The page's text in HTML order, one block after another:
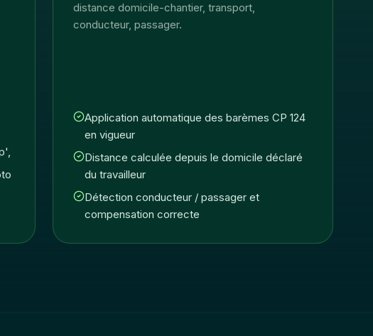
distance domicile-chantier, transport,
conducteur, passager.
Application automatique des barèmes CP 124
en vigueur
Distance calculée depuis le domicile déclaré
du travailleur
Détection conducteur / passager et
compensation correcte